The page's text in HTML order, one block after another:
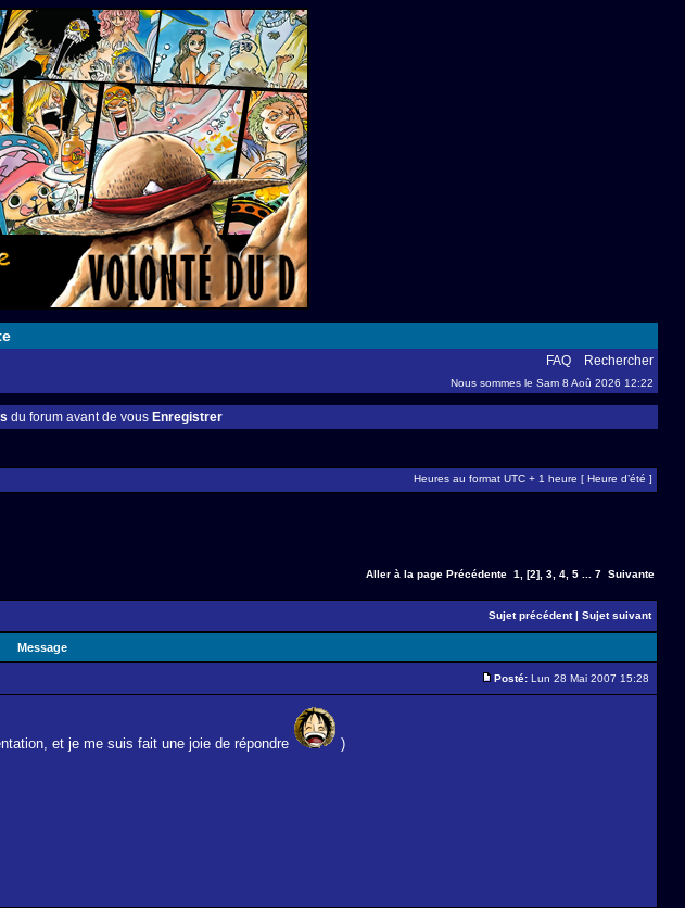
FAQ Rechercher
Nous sommes le Sam 8 Aoû 2026 12:22
du forum avant de vous Enregistrer
Heures au format UTC + 1 heure [ Heure d’été ]
Aller à la page Précédente 1 [2] 3 4 5 7 Suivante
Sujet précédent| Sujet suivant
Message
Posté: Lun 28 Mai 2007 15:28
et je me suis fait une joie de répondre )